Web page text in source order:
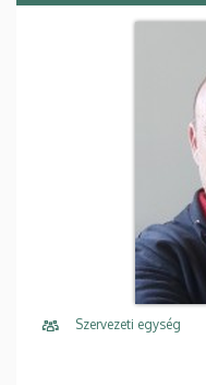
Szervezeti egység